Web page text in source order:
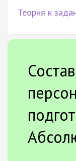
Теория к